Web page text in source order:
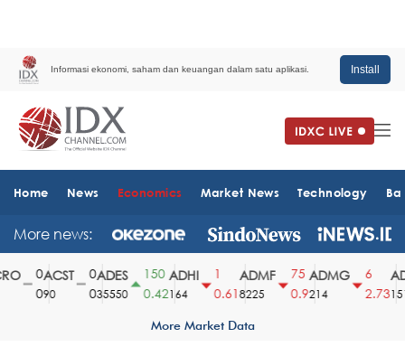
Informasi ekonomi, saham dan keuangan dalam satu aplikasi. Install
Home News Economics Market News Technology
More news:
ACST
90
ADES
35550
150
0.42
ADHI
164
0.61
ADMF
8225
75
0.9
ADMG
214
2.731510
More Market Data